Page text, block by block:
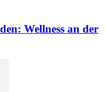
Wellness an der